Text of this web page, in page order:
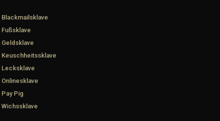
Blackmailsklave
Fußsklave
Geldsklave
Keuschheitssklave
Lecksklave
Onlinesklave
Pay Pig
Wichssklave